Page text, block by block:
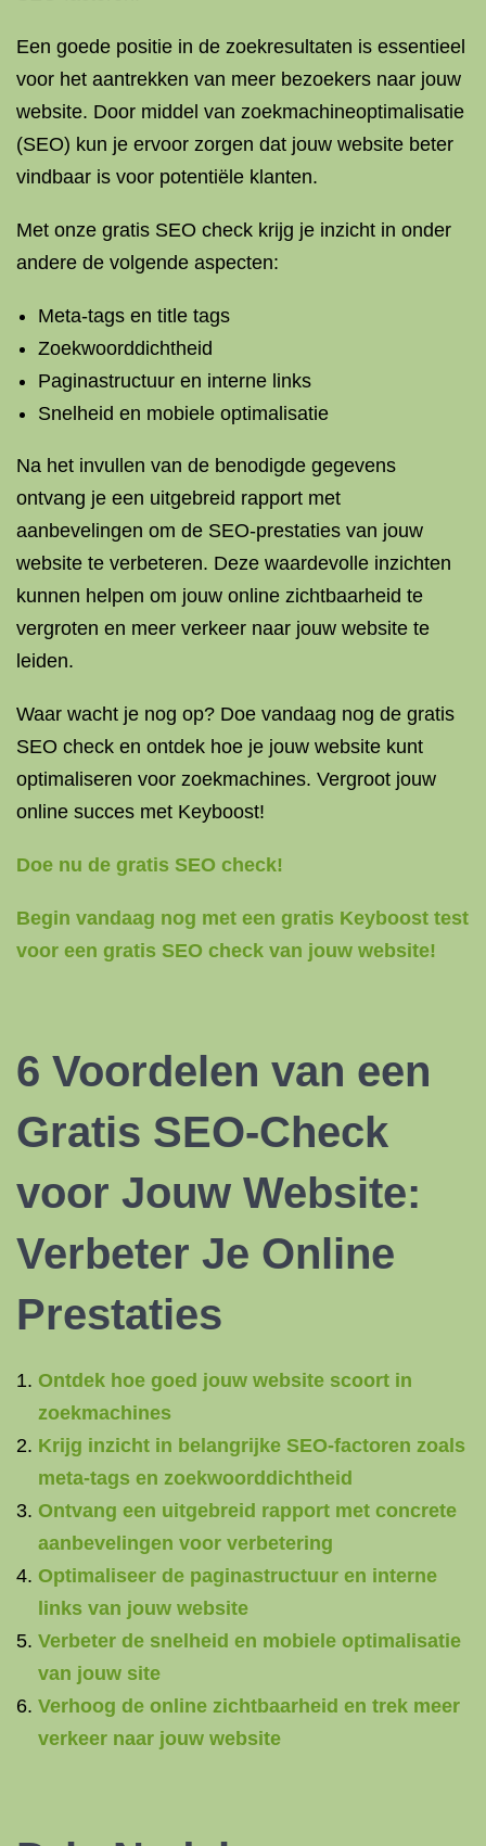
Een goede positie in de zoekresultaten is essentieel
voor het aantrekken van meer bezoekers naar jouw
website. Door middel van zoekmachineoptimalisatie
(SEO) kun je ervoor zorgen dat jouw website beter
vindbaar is voor potentiële klanten.
Met onze gratis SEO check krijg je inzicht in onder
andere de volgende aspecten:
Meta-tags en title tags
Zoekwoorddichtheid
Paginastructuur en interne links
Snelheid en mobiele optimalisatie
Na het invullen van de benodigde gegevens
ontvang je een uitgebreid rapport met
aanbevelingen om de SEO-prestaties van jouw
website te verbeteren. Deze waardevolle inzichten
kunnen helpen om jouw online zichtbaarheid te
vergroten en meer verkeer naar jouw website te
leiden.
Waar wacht je nog op? Doe vandaag nog de gratis
SEO check en ontdek hoe je jouw website kunt
optimaliseren voor zoekmachines. Vergroot jouw
online succes met Keyboost!
Doe nu de gratis SEO check!
Begin vandaag nog met een gratis Keyboost test
voor een gratis SEO check van jouw website!
6 Voordelen van een
Gratis SEO-Check
voor Jouw Website:
Verbeter Je Online
Prestaties
Ontdek hoe goed jouw website scoort in
zoekmachines
Krijg inzicht in belangrijke SEO-factoren zoals
meta-tags en zoekwoorddichtheid
Ontvang een uitgebreid rapport met concrete
aanbevelingen voor verbetering
Optimaliseer de paginastructuur en interne
links van jouw website
Verbeter de snelheid en mobiele optimalisatie
van jouw site
Verhoog de online zichtbaarheid en trek meer
verkeer naar jouw website